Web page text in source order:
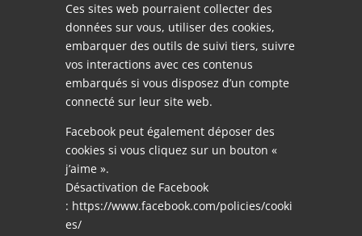
Ces sites web pourraient collecter des
données sur vous, utiliser des cookies,
embarquer des outils de suivi tiers, suivre
vos interactions avec ces contenus
embarqués si vous disposez d’un compte
connecté sur leur site web.
Facebook peut également déposer des
cookies si vous cliquez sur un bouton «
j’aime ».
Désactivation de Facebook
: https://www.facebook.com/policies/cooki
es/